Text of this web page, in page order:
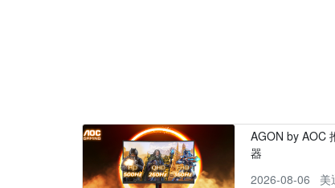
AGON by AOC
器
2026-08-06
美